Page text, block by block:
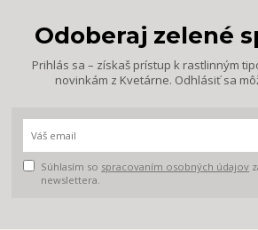
Odoberaj zelené
Prihlás sa – získaš prístup k rastlinným
novinkám z Kvetárne. Odhlásiť sa
Súhlasím so spracovaním osobných údajov
newslettera.